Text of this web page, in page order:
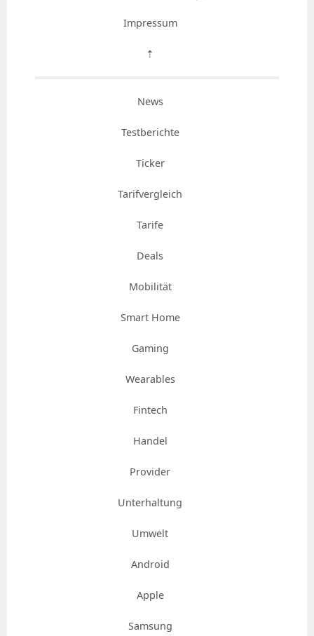
Impressum
⇡
News
Testberichte
Ticker
Tarifvergleich
Tarife
Deals
Mobilität
Smart Home
Gaming
Wearables
Fintech
Handel
Provider
Unterhaltung
Umwelt
Android
Apple
Samsung